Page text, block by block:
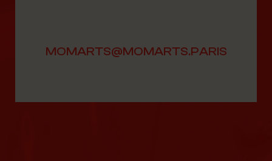
MOMARTS@MOMARTS.PARIS